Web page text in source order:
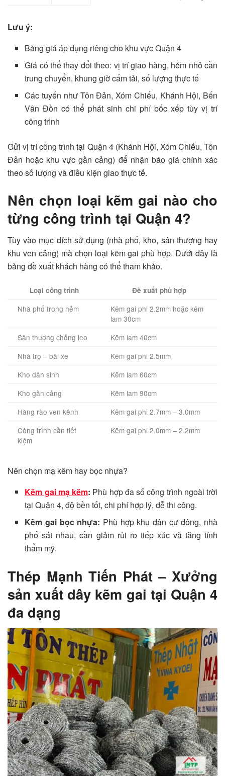
Lưu ý:
Bảng giá áp dụng riêng cho khu vực Quận 4
Giá có thể thay đổi theo: vị trí giao hàng, hẻm nhỏ cần
trung chuyển, khung giờ cấm tải, số lượng thực tế
Các tuyến như Tôn Đản, Xóm Chiếu, Khánh Hội, Bến
Vân Đồn có thể phát sinh chi phí bốc xếp tùy vị trí
công trình
Gửi vị trí công trình tại Quận 4 (Khánh Hội, Xóm Chiếu, Tôn
Đản hoặc khu vực gần cảng) để nhận báo giá chính xác
theo số lượng và điều kiện giao thực tế.
Nên chọn loại kẽm gai nào cho
từng công trình tại Quận 4?
Tùy vào mục đích sử dụng (nhà phố, kho, sân thượng hay
khu ven cảng) mà chọn loại kẽm gai phù hợp. Dưới đây là
bảng đề xuất khách hàng có thể tham khảo.
Loại công trình Đề xuất phù hợp
Nhà phố trong hẻm
Kẽm gai phi 2.2mm hoặc kẽm
lam 30cm
Sân thượng chống leo
Kẽm lam 40cm
Nhà trọ – bãi xe
Kẽm gai phi 2.5mm
Kho dân sinh
Kẽm lam 60cm
Kho gần cảng
Kẽm lam 90cm
Hàng rào ven kênh
Kẽm gai phi 2.7mm – 3.0mm
Công trình cần tiết
kiệm
Kẽm gai phi 2.0mm – 2.2mm
Nên chọn mạ kẽm hay bọc nhựa?
Kẽm gai mạ kẽm: Phù hợp đa số công trình ngoài trời
tại Quận 4, độ bền tốt, chi phí hợp lý, dễ thi công.
Kẽm gai bọc nhựa: Phù hợp khu dân cư đông, nhà
phố sát nhau, cần giảm rủi ro tiếp xúc và tăng tính
thẩm mỹ.
Thép Mạnh Tiến Phát – Xưởng
sản xuất dây kẽm gai tại Quận 4
đa dạng